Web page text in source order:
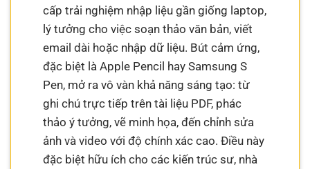
cấp trải nghiệm nhập liệu gần giống laptop,
lý tưởng cho việc soạn thảo văn bản, viết
email dài hoặc nhập dữ liệu. Bút cảm ứng,
đặc biệt là Apple Pencil hay Samsung S
Pen, mở ra vô vàn khả năng sáng tạo: từ
ghi chú trực tiếp trên tài liệu PDF, phác
thảo ý tưởng, vẽ minh họa, đến chỉnh sửa
ảnh và video với độ chính xác cao. Điều này
đặc biệt hữu ích cho các kiến trúc sư, nhà